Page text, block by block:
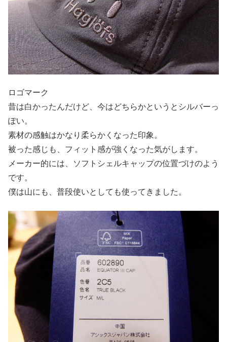
ロゴマーク
昔は白かったんだけど、今はどちらかというとシルバーっ
ぽい。
素材の感触はかなり柔らかくなった印象。
被った感じも、フィット感が強くなった気がします。
メーカー的には、ソフトシェルキャップの位置づけのよう
です。
僕は山にも、普段使いとしても使ってきました。